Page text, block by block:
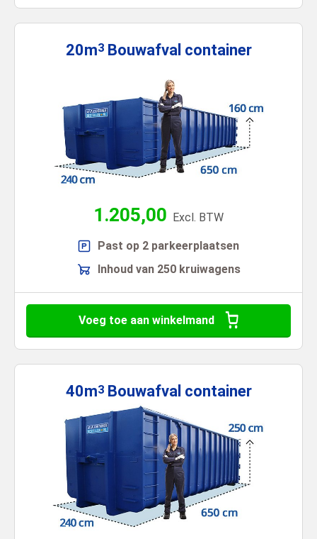
20m3 Bouwafval container
1.205,00 Excl. BTW
Past op 2 parkeerplaatsen
Inhoud van 250 kruiwagens
Voeg toe aan winkelmand
40m3 Bouwafval container